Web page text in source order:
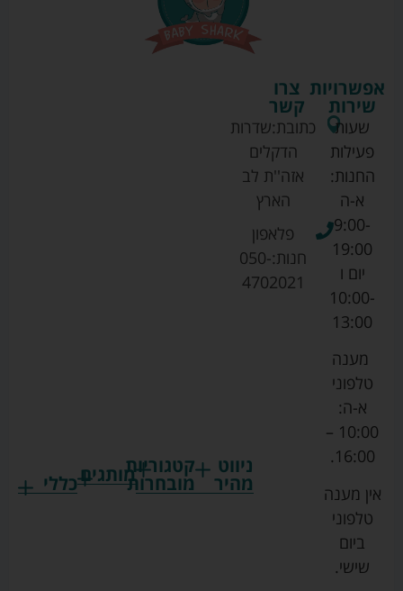
ניווט
מהיר
קטגוריות
מובחרותמותגים
גרקו
כללי
צרו
קשר
כתובת:שדרות
הדקלים
אזה''ת לב
הארץ
פלאפון
חנות:050-
4702021
אפשרויות
שירות
שעות
פעילות
החנות:
א-ה
9:00-
19:00
יום ו
10:00-
13:00
מענה
טלפוני
א-ה:
10:00 –
16:00.
אין מענה
טלפוני
ביום
שישי.